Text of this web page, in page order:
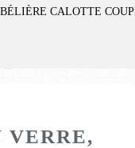
BÉLIÈRE CALOTTE
VERRE,